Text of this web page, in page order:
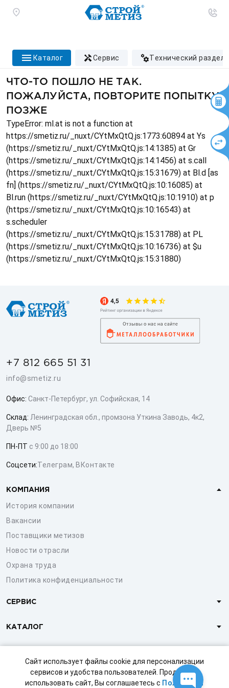
Сайт использует файлы cookie для персонализации
сервисов и удобства пользователей. Продолжая
использовать сайт, Вы соглашаетесь с Политикой
каталог сервис технический раздел
ЧТО-ТО ПОШЛО НЕ ТАК.
ПОЖАЛУЙСТА, ПОВТОРИТЕ ПОПЫТКУ
ПОЗЖЕ
TypeError: ml.at is not a function at
https://smetiz.ru/_nuxt/CYtMxQtQ.js:1773:60894 at Ys
(https://smetiz.ru/_nuxt/CYtMxQtQ.js:14:1385) at Gr
(https://smetiz.ru/_nuxt/CYtMxQtQ.js:14:1456) at s.call
(https://smetiz.ru/_nuxt/CYtMxQtQ.js:15:31679) at Bl.d [as
fn] (https://smetiz.ru/_nuxt/CYtMxQtQ.js:10:16085) at
Bl.run (https://smetiz.ru/_nuxt/CYtMxQtQ.js:10:1910) at p
(https://smetiz.ru/_nuxt/CYtMxQtQ.js:10:16543) at
s.scheduler
(https://smetiz.ru/_nuxt/CYtMxQtQ.js:15:31788) at PL
(https://smetiz.ru/_nuxt/CYtMxQtQ.js:10:16736) at $u
(https://smetiz.ru/_nuxt/CYtMxQtQ.js:15:31880)
+7 812 665 51 31
info@smetiz.ru
Офис: Санкт-Петербург, ул. Софийская, 14
Склад: Ленинградская обл., промзона Уткина Заводь, 4к2,
Дверь №5
ПН-ПТ с 9:00 до 18:00
Соцсети:Телеграм, ВКонтакте
КОМПАНИЯ
История компании
Вакансии
Поставщики метизов
Новости отрасли
Охрана труда
Политика конфиденциальности
СЕРВИС
КАТАЛОГ